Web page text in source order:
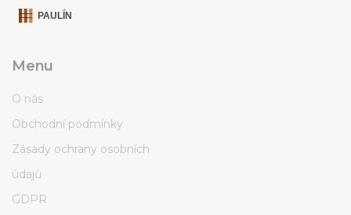
Menu
O nás
Obchodní podmínky
Zásady ochrany osobních
údajů
GDPR